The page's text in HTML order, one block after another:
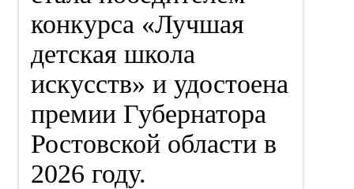
конкурса «Лучшая
детская школа
искусств» и удостоена
премии Губернатора
Ростовской области в
2026 году.